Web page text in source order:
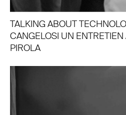
TALKING ABOUT
CANGELOSI UN ENTRETIEN
PIROLA